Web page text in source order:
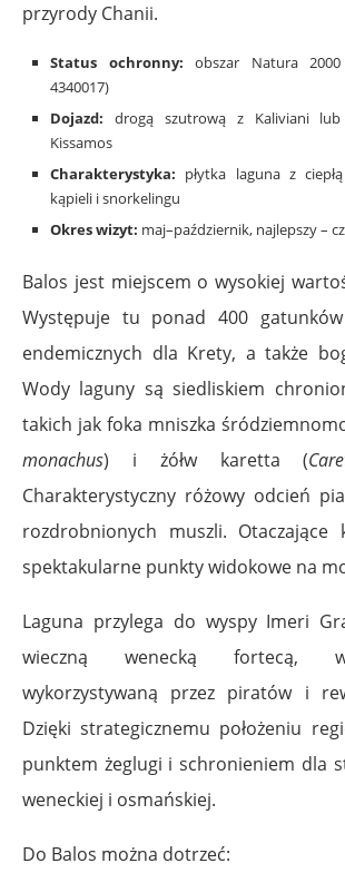
przyrody Chanii.
Status ochronny: obszar Natura 2000
4340017)
Dojazd: drogą szutrową z Kaliviani
Kissamos
Charakterystyka: płytka laguna z
kąpieli i snorkelingu
Okres wizyt: maj–październik, najlepszy –
Balos jest miejscem o wysokiej
Występuje tu ponad 400
endemicznych dla Krety, a także
Wody laguny są siedliskiem
takich jak foka mniszka
monachus) i żółw karetta (
Charakterystyczny różowy odcień
rozdrobnionych muszli. Otaczające
spektakularne punkty widokowe na
Laguna przylega do wyspy Imeri
wieczną wenecką fortecą, w
wykorzystywaną przez piratów i
Dzięki strategicznemu położeniu
punktem żeglugi i schronieniem dla
weneckiej i osmańskiej.
Do Balos można dotrzeć: